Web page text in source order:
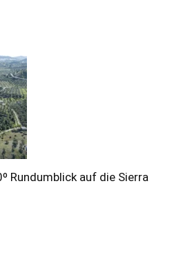
Rundumblick auf die Sierra